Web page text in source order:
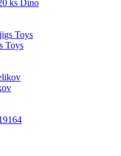
ks Dino
Toys